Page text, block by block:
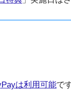
は利用可能で